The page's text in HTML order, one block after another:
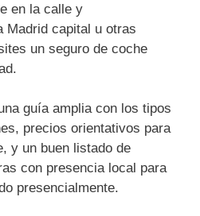
en la calle y
Madrid capital u otras
un seguro de coche
guía amplia con los tipos
precios orientativos para
y un buen listado de
con presencia local para
presencialmente.